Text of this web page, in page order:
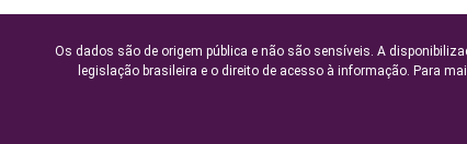
Os dados são de origem pública e não são sensíveis. A
legislação brasileira e o direito de acesso à informação. Para